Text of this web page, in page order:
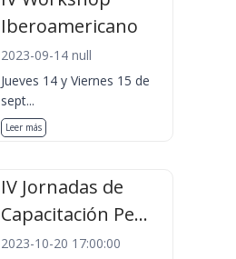
Iberoamericano
2023-09-14 null
Jueves 14 y Viernes 15 de
sept...
Leer más
IV Jornadas de
Capacitación Pe...
2023-10-20 17:00:00